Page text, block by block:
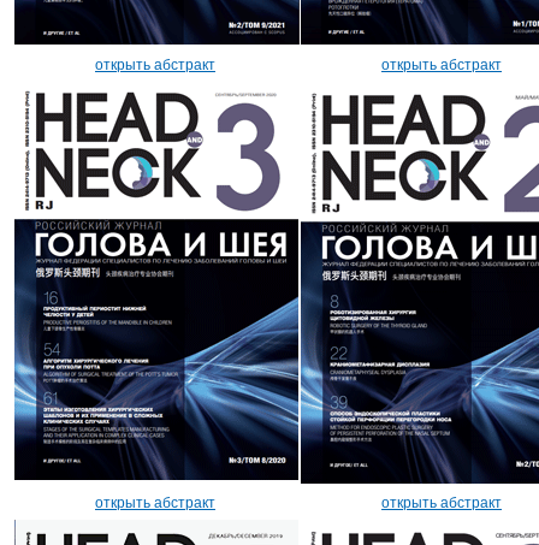
открыть абстракт открыть абстракт
открыть абстракт открыть абстракт